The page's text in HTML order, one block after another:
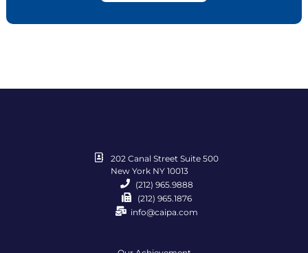
202 Canal Street Suite 500
New York NY 10013
(212) 965.9888
(212) 965.1876
info@caipa.com